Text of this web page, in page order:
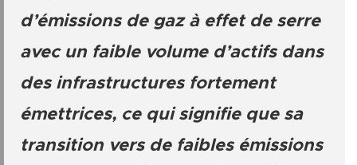
d’émissions de gaz à effet de serre
avec un faible volume d’actifs dans
des infrastructures fortement
émettrices, ce qui signifie que sa
transition vers de faibles émissions